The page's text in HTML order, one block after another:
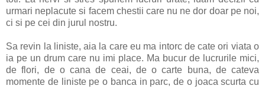
urmari neplacute si facem chestii care nu ne dor doar pe noi,
ci si pe cei din jurul nostru.
Sa revin la liniste, aia la care eu ma intorc de cate ori viata o
ia pe un drum care nu imi place. Ma bucur de lucrurile mici,
de flori, de o cana de ceai, de o carte buna, de cateva
momente de liniste pe o banca in parc, de o joaca scurta cu